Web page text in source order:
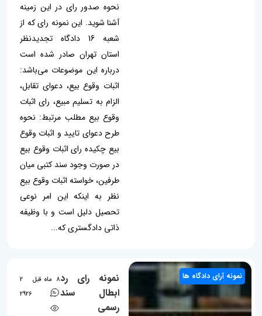
نحوه صدور رای در این زمینه
آشنا شوید. این نمونه رای که از
شعبه 16 دادگاه تجدیدنظر
استان تهران صادر شده است
درباره این موضوعات می‌باشد:
اثبات وقوع بیع، دعوای تقابل،
الزام به تسلیم مبیع، رای اثبات
وقوع بیع مطلب مرتبط: نحوه
طرح دعوای تایید و اثبات وقوع
بیع چکیده رای اثبات وقوع بیع
در صورت وجود سند کتبی میان
طرفین، خواسته اثبات وقوع بیع
نظر به اینکه این امر نوعی
تحصیل دلیل است و با وظیفه
ذاتی دادگستری که...
نمونه آرای دادگاه ها
نمونه رای رد
ابطال سند
رسمی
8 ماه قبل
2
2926